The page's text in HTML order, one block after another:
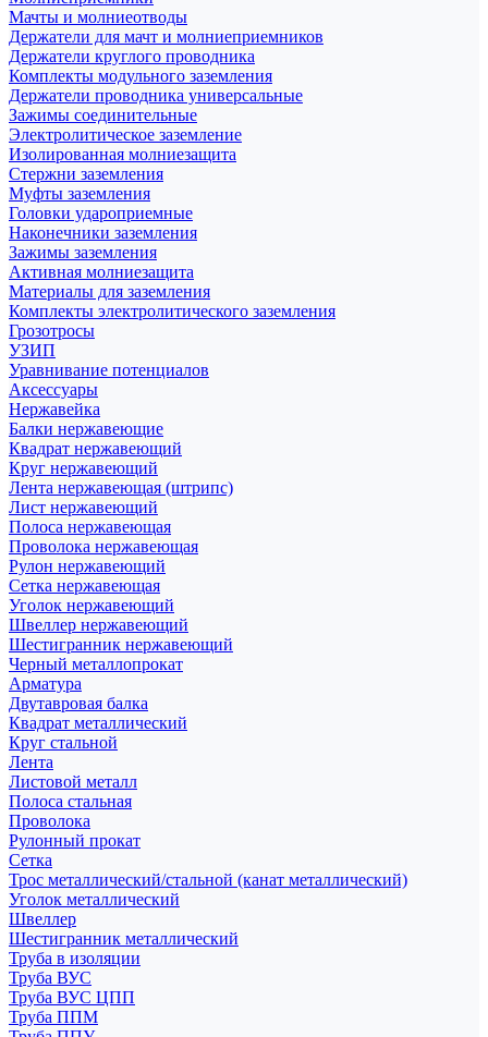
Мачты и молниеотводы
Держатели для мачт и молниеприемников
Держатели круглого проводника
Комплекты модульного заземления
Держатели проводника универсальные
Зажимы соединительные
Электролитическое заземление
Изолированная молниезащита
Стержни заземления
Муфты заземления
Головки удароприемные
Наконечники заземления
Зажимы заземления
Активная молниезащита
Материалы для заземления
Комплекты электролитического заземления
Грозотросы
УЗИП
Уравнивание потенциалов
Аксессуары
Нержавейка
Балки нержавеющие
Квадрат нержавеющий
Круг нержавеющий
Лента нержавеющая (штрипс)
Лист нержавеющий
Полоса нержавеющая
Проволока нержавеющая
Рулон нержавеющий
Сетка нержавеющая
Уголок нержавеющий
Швеллер нержавеющий
Шестигранник нержавеющий
Черный металлопрокат
Арматура
Двутавровая балка
Квадрат металлический
Круг стальной
Лента
Листовой металл
Полоса стальная
Проволока
Рулонный прокат
Сетка
Трос металлический/стальной (канат металлический)
Уголок металлический
Швеллер
Шестигранник металлический
Труба в изоляции
Труба ВУС
Труба ВУС ЦПП
Труба ППМ